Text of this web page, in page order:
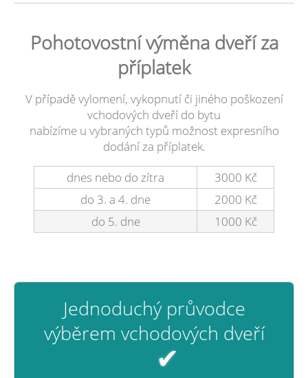
Pohotovostní výměna dveří za
příplatek
V případě vylomení, vykopnutí či jiného poškození
vchodových dveří do bytu
nabízíme u vybraných typů možnost expresního
dodání za příplatek.
dnes nebo do zítra
3000 Kč
do 3. a 4. dne
2000 Kč
do 5. dne
1000 Kč
Jednoduchý průvodce
výběrem vchodových dveří
✔